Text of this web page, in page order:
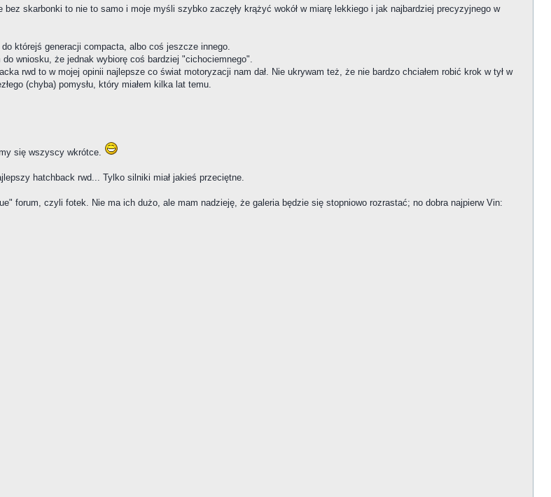
bez skarbonki to nie to samo i moje myśli szybko zaczęły krążyć wokół w miarę lekkiego i jak najbardziej precyzyjnego w
którejś generacji compacta, albo coś jeszcze innego.
wniosku, że jednak wybiorę coś bardziej "cichociemnego".
rwd to w mojej opinii najlepsze co świat motoryzacji nam dał. Nie ukrywam też, że nie bardzo chciałem robić krok w tył w
(chyba) pomysłu, który miałem kilka lat temu.
się wszyscy wkrótce.
hatchback rwd... Tylko silniki miał jakieś przeciętne.
forum, czyli fotek. Nie ma ich dużo, ale mam nadzieję, że galeria będzie się stopniowo rozrastać; no dobra najpierw Vin: